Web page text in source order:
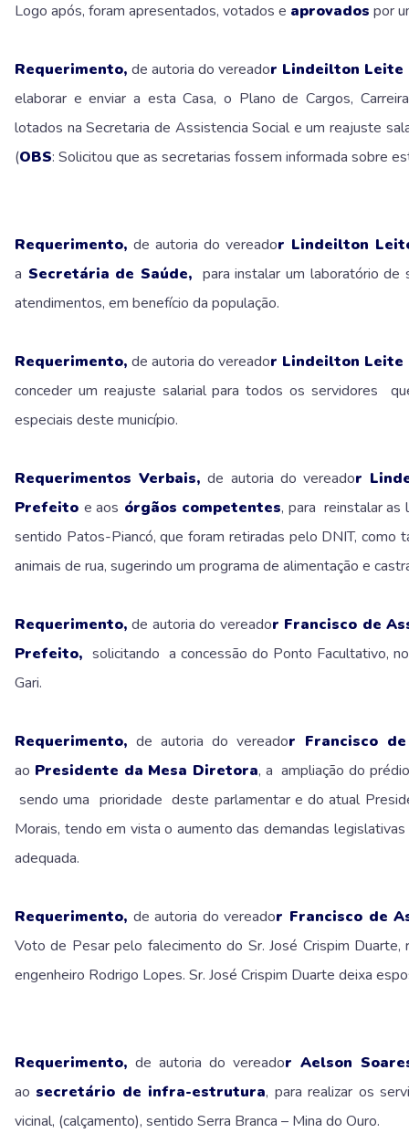
Logo após, foram apresentados, votados e aprovados por
Requerimento, de autoria do vereador Lindeilton
elaborar e enviar a esta Casa, o Plano de Cargos,
lotados na Secretaria de Assistencia Social e um reajuste
(OBS: Solicitou que as secretarias fossem informada sobre
Requerimento, de autoria do vereador Lindeilton
a Secretária de Saúde, para instalar um laboratório de
atendimentos, em benefício da população.
Requerimento, de autoria do vereador Lindeilton
conceder um reajuste salarial para todos os servidores
especiais deste município.
Requerimentos Verbais,de autoria do vereador
Prefeito e aos órgãos competentes, para reinstalar as
sentido Patos-Piancó, que foram retiradas pelo DNIT, como
animais de rua, sugerindo um programa de alimentação e
Requerimento,de autoria do vereador Francisco de
Prefeito, solicitando a concessão do Ponto Facultativo,
Gari.
Requerimento, de autoria do vereador Francisco
ao Presidente da Mesa Diretora, a ampliação do
sendo uma prioridade deste parlamentar e do atual
Morais, tendo em vista o aumento das demandas
adequada.
Requerimento, de autoria do vereador Francisco de
Voto de Pesar pelo falecimento do Sr. José Crispim
engenheiro Rodrigo Lopes. Sr. José Crispim Duarte deixa
Requerimento, de autoria do vereador Aelson
ao secretário de infra-estrutura, para realizar os
vicinal, (calçamento), sentido Serra Branca – Mina do Ouro.